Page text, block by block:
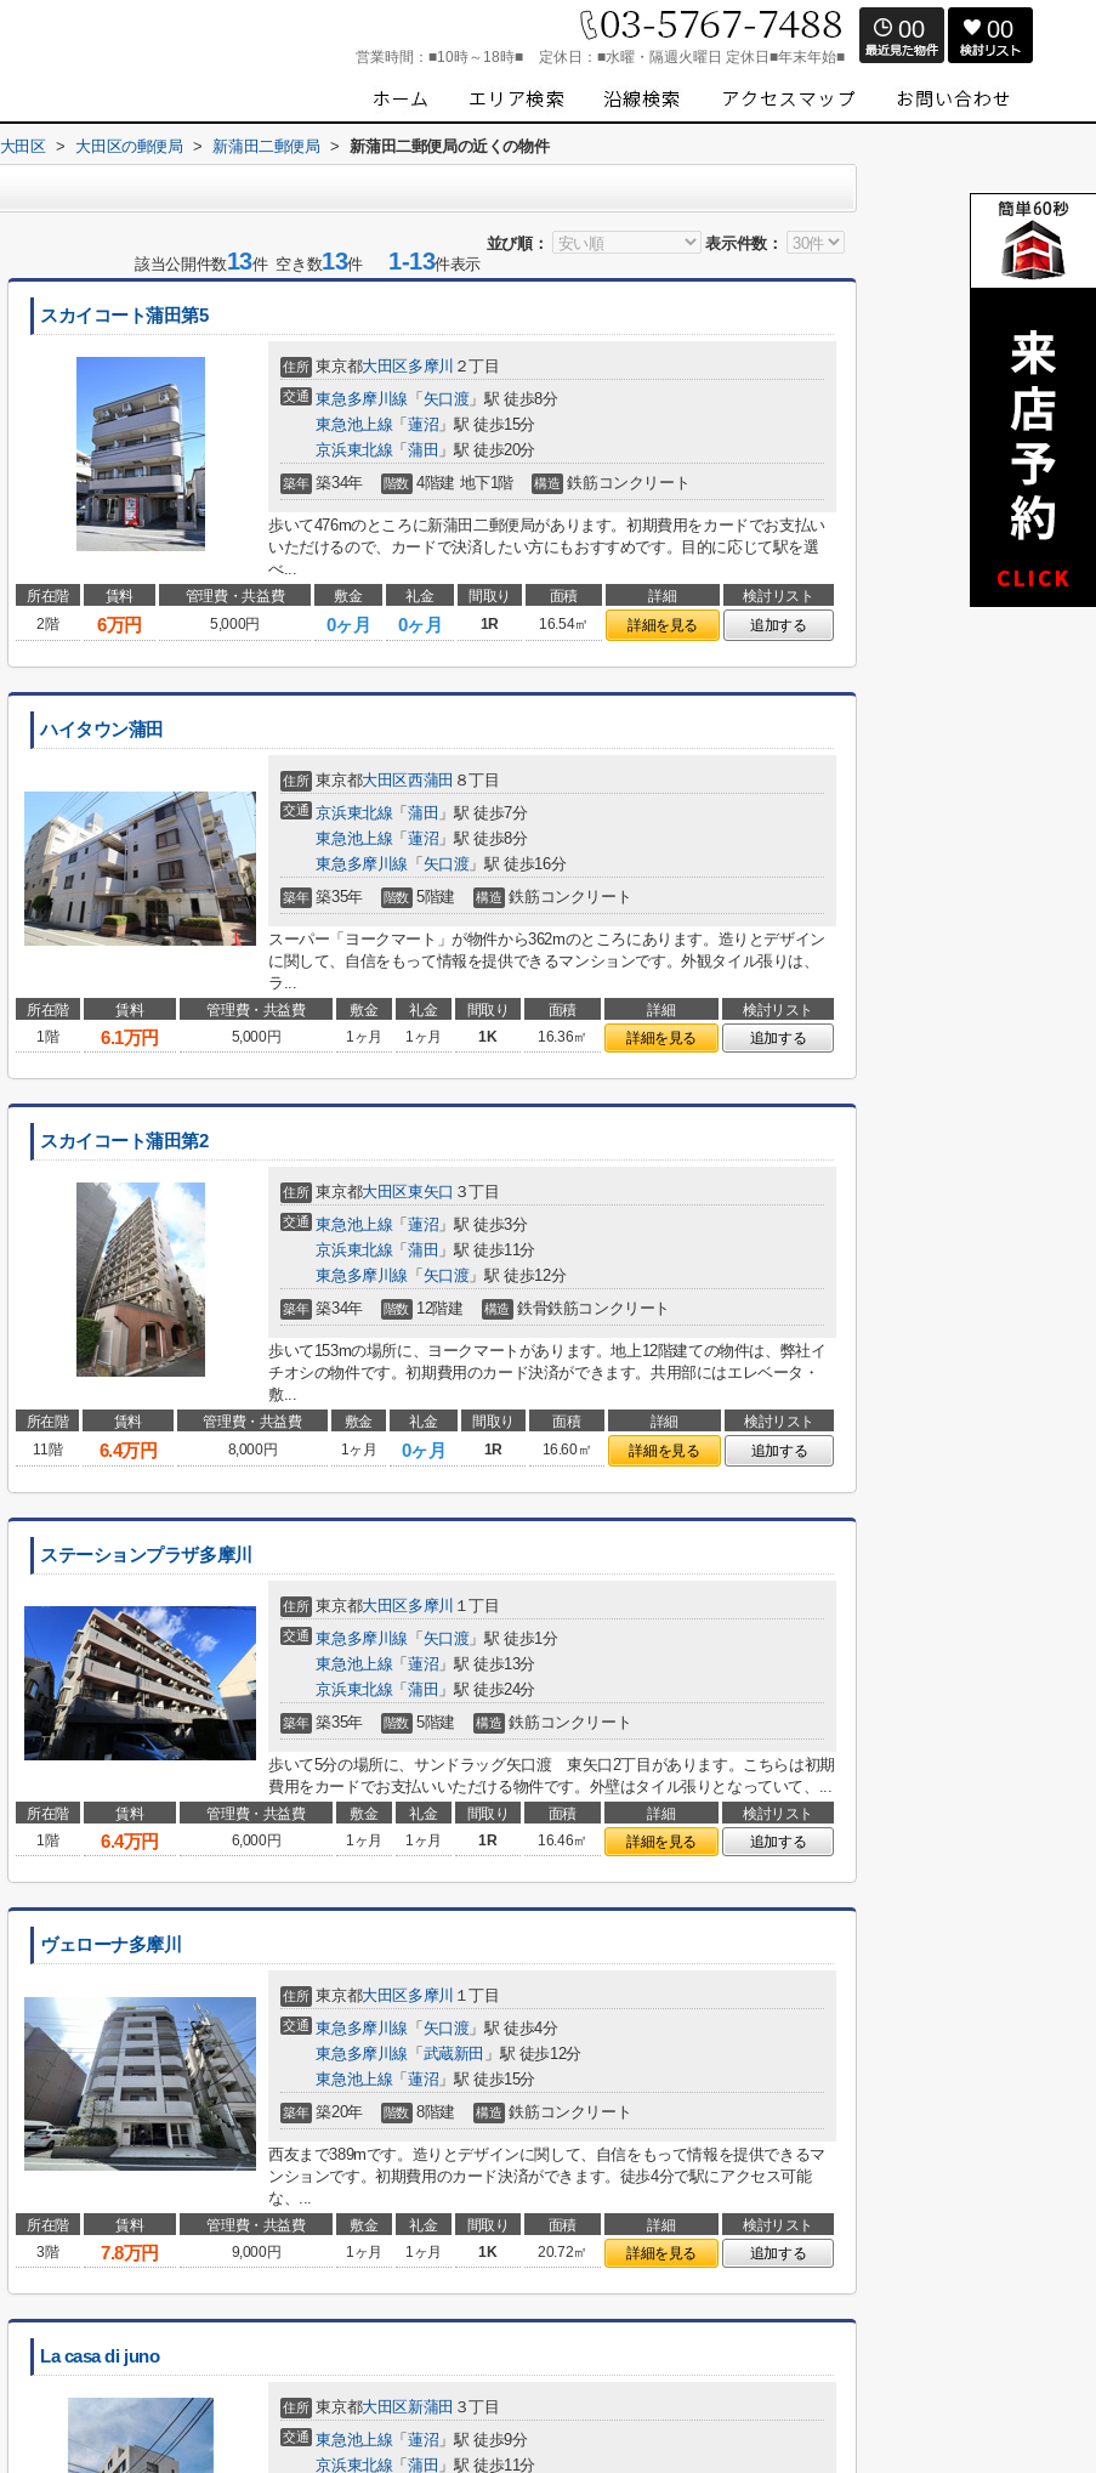
営業時間： ■10時～18時■ 定休日： ■水曜・隔週火曜日 定休日■年末年始■
00 00
大田区 > 大田区の郵便局 > 新蒲田二郵便局 > 新蒲田二郵便局の近くの物件
並び順：
表示件数：
該当公開件数13件 空き数13件1-13件表示
スカイコート蒲田第5
住所 東京都大田区多摩川 ２丁目
交通 東急多摩川線 「 矢口渡」駅 徒歩8分
東急池上線 「 蓮沼 」駅 徒歩15分
京浜東北線 「 蒲田 」駅 徒歩20分
築年 築34年 階数 4階建 地下1階 構造 鉄筋コンクリート
歩いて476mのところに新蒲田二郵便局があります。初期費用をカードでお支払い
いただけるので、カードで決済したい方にもおすすめです。目的に応じて駅を選
べ...
所在階 賃料 管理費・共益費 敷金 礼金 間取り 面積 詳細
検討リスト
2階
6万円 5,000円 0ヶ月 0ヶ月 1R 16.54㎡ 詳細を見る 追加する
ハイタウン蒲田
住所 東京都大田区西蒲田 ８丁目
交通 京浜東北線 「 蒲田 」駅 徒歩7分
東急池上線 「 蓮沼 」駅 徒歩8分
東急多摩川線 「 矢口渡」駅 徒歩16分
築年 築35年 階数 5階建 構造 鉄筋コンクリート
スーパー「ヨークマート」が物件から362mのところにあります。造りとデザイン
に関して、自信をもって情報を提供できるマンションです。外観タイル張りは、
ラ...
所在階 賃料 管理費・共益費 敷金 礼金 間取り 面積 詳細
検討リスト
1階
6.1万円 5,000円 1ヶ月 1ヶ月 1K 16.36㎡ 詳細を見る 追加する
スカイコート蒲田第2
住所 東京都大田区東矢口 ３丁目
交通 東急池上線 「 蓮沼 」駅 徒歩3分
京浜東北線 「 蒲田 」駅 徒歩11分
東急多摩川線 「 矢口渡」駅 徒歩12分
築年 築34年 階数 12階建 構造 鉄骨鉄筋コンクリート
歩いて153mの場所に、ヨークマートがあります。地上12階建ての物件は、弊社イ
チオシの物件です。初期費用のカード決済ができます。共用部にはエレベータ・
敷...
所在階 賃料 管理費・共益費 敷金 礼金 間取り 面積 詳細
検討リスト
11階
6.4万円 8,000円 1ヶ月 0ヶ月 1R 16.60㎡ 詳細を見る 追加する
ステーションプラザ多摩川
住所 東京都大田区多摩川 １丁目
交通 東急多摩川線 「 矢口渡」駅 徒歩1分
東急池上線 「 蓮沼 」駅 徒歩13分
京浜東北線 「 蒲田 」駅 徒歩24分
築年 築35年 階数 5階建 構造 鉄筋コンクリート
歩いて5分の場所に、サンドラッグ矢口渡 東矢口2丁目があります。こちらは初期
費用をカードでお支払いいただける物件です。外壁はタイル張りとなっていて、...
所在階 賃料 管理費・共益費 敷金 礼金 間取り 面積 詳細
検討リスト
1階
6.4万円 6,000円 1ヶ月 1ヶ月 1R 16.46㎡ 詳細を見る 追加する
ヴェローナ多摩川
住所 東京都大田区多摩川 １丁目
交通 東急多摩川線 「 矢口渡」駅 徒歩4分
東急多摩川線 「 武蔵新田 」駅 徒歩12分
東急池上線 「 蓮沼 」駅 徒歩15分
築年 築20年 階数 8階建 構造 鉄筋コンクリート
西友まで389mです。造りとデザインに関して、自信をもって情報を提供できるマ
ンションです。初期費用のカード決済ができます。徒歩4分で駅にアクセス可能
な、...
所在階 賃料 管理費・共益費 敷金 礼金 間取り 面積 詳細
検討リスト
3階
7.8万円 9,000円 1ヶ月 1ヶ月 1K 20.72㎡ 詳細を見る 追加する
La casa di juno
住所 東京都大田区新蒲田 ３丁目
交通 東急池上線 「 蓮沼 」駅 徒歩9分
京浜東北線 「 蒲田 」駅 徒歩11分